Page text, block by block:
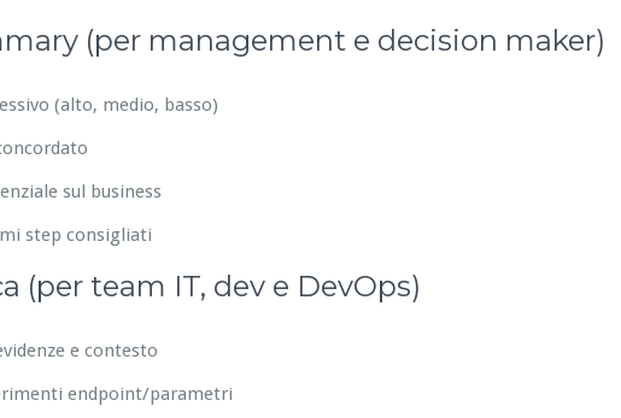
(per management e decision maker)
(alto, medio, basso)
sul business
step consigliati
(per team IT, dev e DevOps)
e contesto
endpoint/parametri